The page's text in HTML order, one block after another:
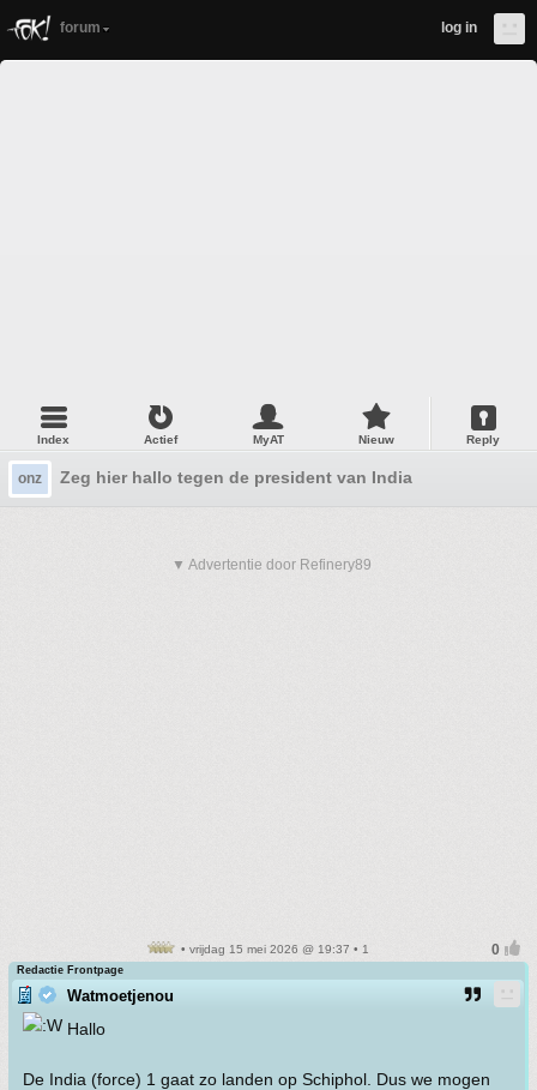
forum log in
Index Actief MyAT Nieuw Reply
onz Zeg hier hallo tegen de president van India
▼ Advertentie door Refinery89
• vrijdag 15 mei 2026 @ 19:37 • 1
Redactie Frontpage
Watmoetjenou
Hallo
De India (force) 1 gaat zo landen op Schiphol. Dus we mogen